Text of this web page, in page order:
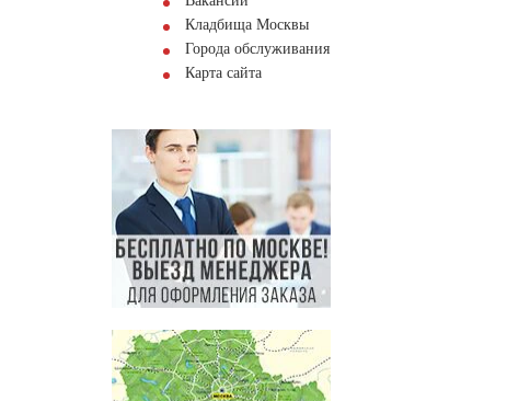
Кладбища Москвы
Города обслуживания
Карта сайта